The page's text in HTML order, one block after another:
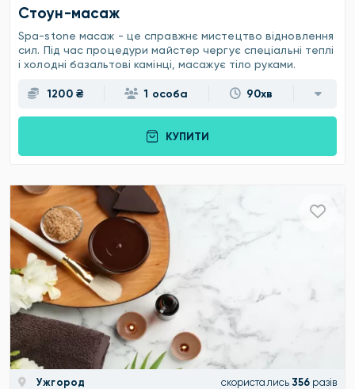
Стоун-масаж
Spa-stone масаж - це справжнє мистецтво відновлення
сил. Під час процедури майстер чергує спеціальні теплі
і холодні базальтові камінці, масажує тіло руками.
1200 ₴ 1 особа 90хв
КУПИТИ
Ужгород скористались 356 разів